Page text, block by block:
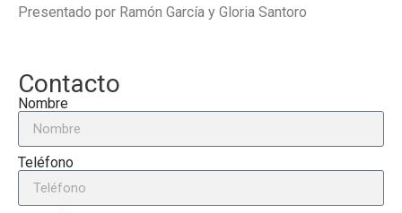
Presentado por Ramón García y Gloria Santoro
Contacto
Nombre
Teléfono